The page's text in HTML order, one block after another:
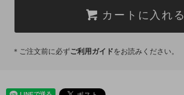
カートに入れる
＊ご注文前に必ずご利用ガイドをお読みください。